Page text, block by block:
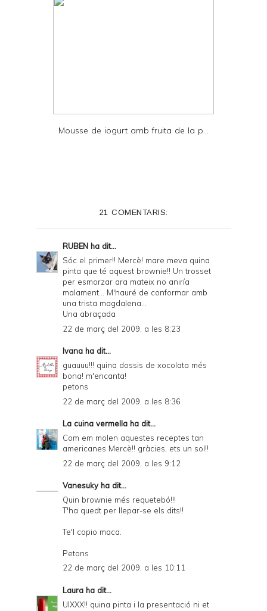
Mousse de iogurt amb fruita de la p...
21 COMENTARIS:
RUBEN ha dit...
Sóc el primer!! Mercè! mare meva quina
pinta que té aquest brownie!! Un trosset
per esmorzar ara mateix no aniría
malament... M'hauré de conformar amb
una trista magdalena...
Una abraçada
22 de març del 2009, a les 8:23
Ivana ha dit...
guauuu!!! quina dossis de xocolata més
bona! m'encanta!
petons
22 de març del 2009, a les 8:36
La cuina vermella ha dit...
Com em molen aquestes receptes tan
americanes Mercè!! gràcies, ets un sol!!
22 de març del 2009, a les 9:12
Vanesukyha dit...
Quin brownie més requetebó!!!
T'ha quedt per llepar-se els dits!!
Te'l copio maca.
Petons
22 de març del 2009, a les 10:11
Laura ha dit...
UIXXX!! quina pinta i la presentació ni et